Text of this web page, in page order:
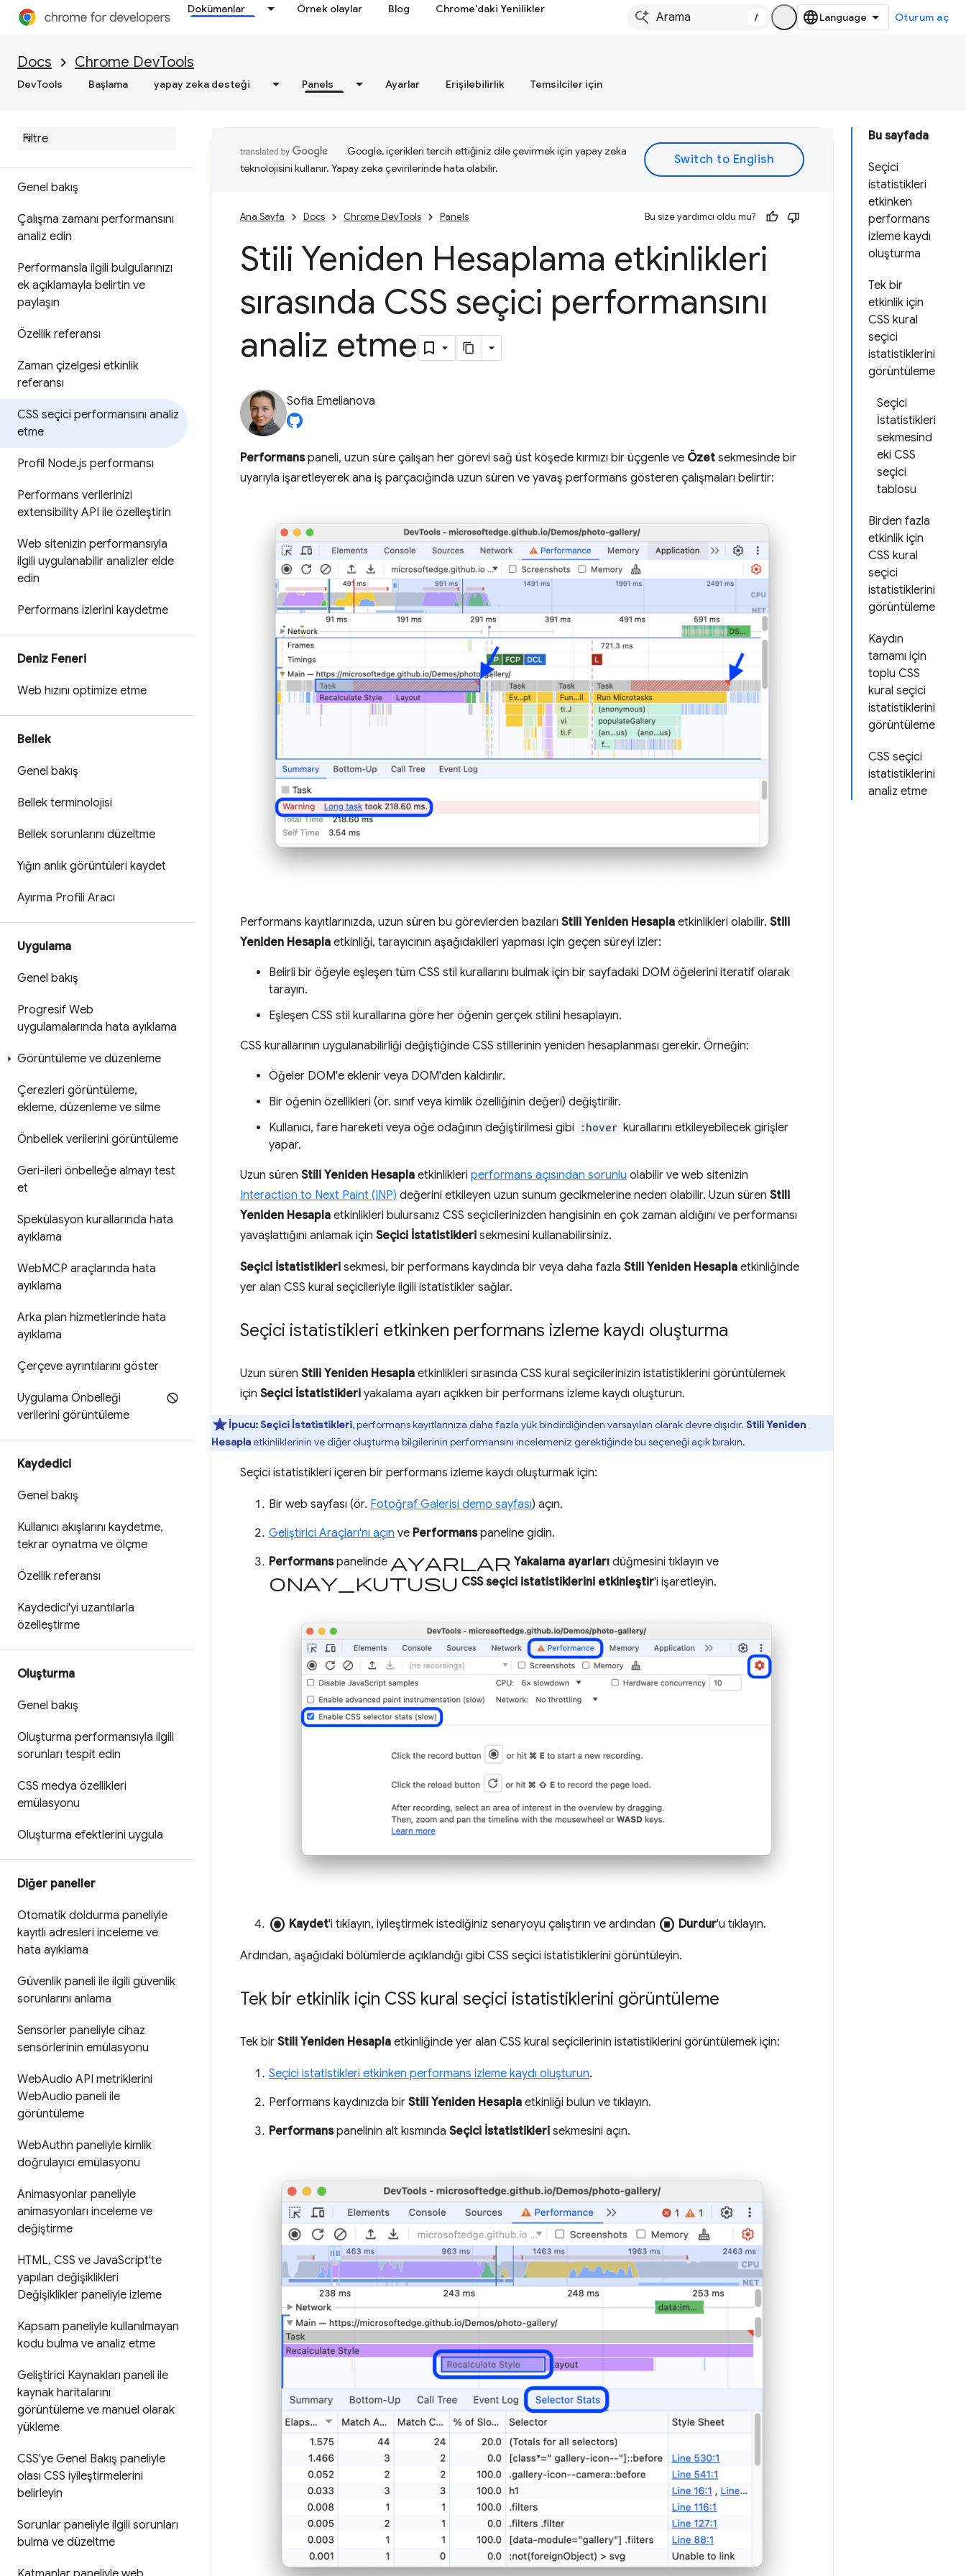
Dokümanlar Örnek olaylar Blog Chrome'daki Yenilikler
/ Oturum aç
Docs Chrome DevTools
DevTools Başlama yapay zeka desteği Panels Ayarlar Erişilebilirlik Temsilciler için
Genel bakış
Genel bakış
Çalışma zamanı performansını
analiz edin
Performansla ilgili bulgularınızı
ek açıklamayla belirtin ve
paylaşın
Özellik referansı
Zaman çizelgesi etkinlik
referansı
CSS seçici performansını analiz
etme
Profil Node.js performansı
Performans verilerinizi
extensibility API ile özelleştirin
Web sitenizin performansıyla
ilgili uygulanabilir analizler elde
edin
Performans izlerini kaydetme
Deniz Feneri
Web hızını optimize etme
Bellek
Genel bakış
Bellek terminolojisi
Bellek sorunlarını düzeltme
Yığın anlık görüntüleri kaydet
Ayırma Profili Aracı
Uygulama
Genel bakış
Progresif Web
uygulamalarında hata ayıklama
Görüntüleme ve düzenleme
Çerezleri görüntüleme,
ekleme, düzenleme ve silme
Önbellek verilerini görüntüleme
Geri-ileri önbelleğe almayı test
et
Spekülasyon kurallarında hata
ayıklama
WebMCP araçlarında hata
ayıklama
Arka plan hizmetlerinde hata
ayıklama
Çerçeve ayrıntılarını göster
Uygulama Önbelleği
verilerini görüntüleme
Kaydedici
Genel bakış
Kullanıcı akışlarını kaydetme,
tekrar oynatma ve ölçme
Özellik referansı
Kaydedici'yi uzantılarla
özelleştirme
Oluşturma
Genel bakış
Oluşturma performansıyla ilgili
sorunları tespit edin
CSS medya özellikleri
emülasyonu
Oluşturma efektlerini uygula
Diğer paneller
Otomatik doldurma paneliyle
kayıtlı adresleri inceleme ve
hata ayıklama
Güvenlik paneli ile ilgili güvenlik
sorunlarını anlama
Sensörler paneliyle cihaz
sensörlerinin emülasyonu
WebAudio API metriklerini
WebAudio paneli ile
görüntüleme
WebAuthn paneliyle kimlik
doğrulayıcı emülasyonu
Animasyonlar paneliyle
animasyonları inceleme ve
değiştirme
HTML, CSS ve JavaScript'te
yapılan değişiklikleri
Değişiklikler paneliyle izleme
Kapsam paneliyle kullanılmayan
kodu bulma ve analiz etme
Geliştirici Kaynakları paneli ile
kaynak haritalarını
görüntüleme ve manuel olarak
yükleme
CSS'ye Genel Bakış paneliyle
olası CSS iyileştirmelerini
belirleyin
Sorunlar paneliyle ilgili sorunları
bulma ve düzeltme
Bu sayfada
Seçici
istatistikleri
etkinken
performans
izleme kaydı
oluşturma
Tek bir
etkinlik için
CSS kural
seçici
istatistiklerini
görüntüleme
Seçici
İstatistikleri
sekmesind
eki CSS
seçici
tablosu
Birden fazla
etkinlik için
CSS kural
seçici
istatistiklerini
görüntüleme
Kaydın
tamamı için
toplu CSS
kural seçici
istatistiklerini
görüntüleme
CSS seçici
istatistiklerini
analiz etme
Google, içerikleri tercih ettiğiniz dile çevirmek için yapay zeka
teknolojisini kullanır. Yapay zeka çevirilerinde hata olabilir.
Ana Sayfa Docs Chrome DevTools Panels Bu size yardımcı oldu mu?
Stili Yeniden Hesaplama etkinlikleri
sırasında CSS seçici performansını
analiz etme
Sofia Emelianova
Performanspaneli, uzun süre çalışan her görevi sağ üst köşede kırmızı bir üçgenle ve Özet sekmesinde bir
uyarıyla işaretleyerek ana iş parçacığında uzun süren ve yavaş performans gösteren çalışmaları belirtir:
Performans kayıtlarınızda, uzun süren bu görevlerden bazıları Stili Yeniden Hesapla etkinlikleri olabilir. Stili
Yeniden Hesapla etkinliği, tarayıcının aşağıdakileri yapması için geçen süreyi izler:
Belirli bir öğeyle eşleşen tüm CSS stil kurallarını bulmak için bir sayfadaki DOM öğelerini iteratif olarak
tarayın.
Eşleşen CSS stil kurallarına göre her öğenin gerçek stilini hesaplayın.
CSS kurallarının uygulanabilirliği değiştiğinde CSS stillerinin yeniden hesaplanması gerekir. Örneğin:
Öğeler DOM'e eklenir veya DOM'den kaldırılır.
Bir öğenin özellikleri (ör. sınıf veya kimlik özelliğinin değeri) değiştirilir.
Kullanıcı, fare hareketi veya öğe odağının değiştirilmesi gibi
:hover kurallarını etkileyebilecek girişler
yapar.
Uzun süren Stili Yeniden Hesapla etkinlikleri performans açısından sorunlu olabilir ve web sitenizin
Interaction to Next Paint (INP) değerini etkileyen uzun sunum gecikmelerine neden olabilir. Uzun süren Stili
Yeniden Hesapla etkinlikleri bulursanız CSS seçicilerinizden hangisinin en çok zaman aldığını ve performansı
yavaşlattığını anlamak için Seçici İstatistikleri sekmesini kullanabilirsiniz.
Seçici İstatistikleri sekmesi, bir performans kaydında bir veya daha fazla Stili Yeniden Hesapla etkinliğinde
yer alan CSS kural seçicileriyle ilgili istatistikler sağlar.
Seçici istatistikleri etkinken performans izleme kaydı oluşturma
Uzun süren Stili Yeniden Hesapla etkinlikleri sırasında CSS kural seçicilerinizin istatistiklerini görüntülemek
için Seçici İstatistikleri yakalama ayarı açıkken bir performans izleme kaydı oluşturun.
İpucu:Seçici İstatistikleri, performans kayıtlarınıza daha fazla yük bindirdiğinden varsayılan olarak devre dışıdır. Stili Yeniden
Hesaplaetkinliklerinin ve diğer oluşturma bilgilerinin performansını incelemeniz gerektiğinde bu seçeneği açık bırakın.
Seçici istatistikleri içeren bir performans izleme kaydı oluşturmak için:
Bir web sayfası (ör. Fotoğraf Galerisi demo sayfası) açın.
Geliştirici Araçları'nı açın ve Performanspaneline gidin.
Performanspanelinde ayarlar Yakalama ayarları düğmesini tıklayın ve
onay_kutusu CSS seçici istatistiklerini etkinleştir'i işaretleyin.
radio_button_checked Kaydet'i tıklayın, iyileştirmek istediğiniz senaryoyu çalıştırın ve ardından stop_circle Durdur'u tıklayın.
Ardından, aşağıdaki bölümlerde açıklandığı gibi CSS seçici istatistiklerini görüntüleyin.
Tek bir etkinlik için CSS kural seçici istatistiklerini görüntüleme
Tek bir Stili Yeniden Hesapla etkinliğinde yer alan CSS kural seçicilerinin istatistiklerini görüntülemek için:
Seçici istatistikleri etkinken performans izleme kaydı oluşturun.
Performans kaydınızda bir Stili Yeniden Hesapla etkinliği bulun ve tıklayın.
Performanspanelinin alt kısmında Seçici İstatistikleri sekmesini açın.